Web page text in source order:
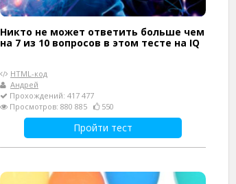
Никто не может ответить больше чем
на 7 из 10 вопросов в этом тесте на IQ
HTML-код
Андрей
Прохождений: 417 477
Просмотров: 880 885
550
Пройти тест